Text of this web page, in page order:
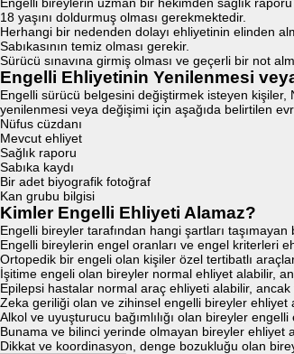
18 yaşını doldurmuş olması gerekmektedir.
Herhangi bir nedenden dolayı ehliyetinin elinden
Sabıkasının temiz olması gerekir.
Sürücü sınavına girmiş olması ve geçerli bir not
Engelli Ehliyetinin Yenilenmesi
Engelli sürücü belgesini değiştirmek isteyen kişiler,
yenilenmesi veya değişimi için aşağıda belirtilen
Nüfus cüzdanı
Mevcut ehliyet
Sağlık raporu
Sabıka kaydı
Bir adet biyografik fotoğraf
Kan grubu bilgisi
Kimler Engelli Ehliyeti Alamaz?
Engelli bireyler tarafından hangi şartları
Engelli bireylerin engel oranları ve engel kriterleri
Ortopedik bir engeli olan kişiler özel tertibatlı
İşitime engeli olan bireyler normal ehliyet alabilir,
Epilepsi hastalar normal araç ehliyeti alabilir,
Zeka geriliği olan ve zihinsel engelli bireyler ehliyet
Alkol ve uyuşturucu bağımlılığı olan bireyler engelli
Bunama ve bilinci yerinde olmayan bireyler ehliyet
Dikkat ve koordinasyon, denge bozukluğu olan